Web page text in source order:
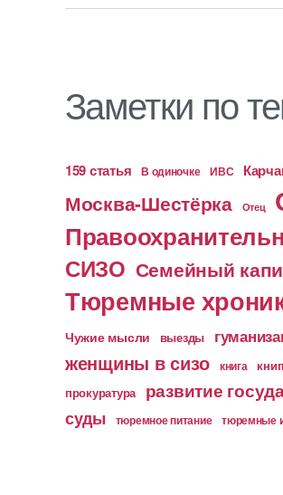
Заметки по
159 статья В одиночке ИВС
Москва-Шестёрка Отец
СИЗО Семейный
Тюремные
Чужие мысли выезды
женщины в сизо книга
прокуратура развитие
суды тюремное питание тюремные